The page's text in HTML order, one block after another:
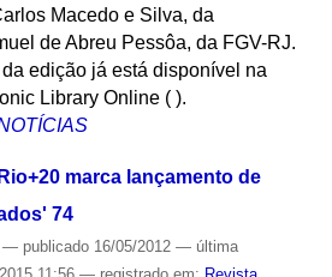
Macedo e Silva, da
de Abreu Pessôa, da FGV-RJ.
edição já está disponível na
Library Online ( ).
marca lançamento de
74
— publicado16/05/2012 — última